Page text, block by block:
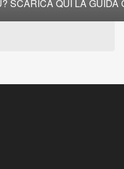
SCARICA QUI LA GUIDA